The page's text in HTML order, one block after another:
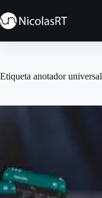
al
contenido
Etiqueta anotador universal